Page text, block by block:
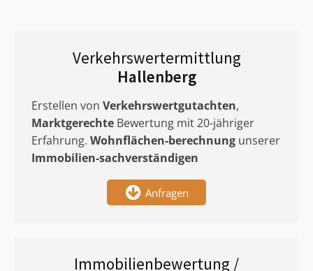
Verkehrswertermittlung
Hallenberg
Erstellen von Verkehrswertgutachten,
Marktgerechte Bewertung mit 20-jähriger
Erfahrung. Wohnflächen-berechnung unserer
Immobilien-sachverständigen
Anfragen
Immobilienbewertung /